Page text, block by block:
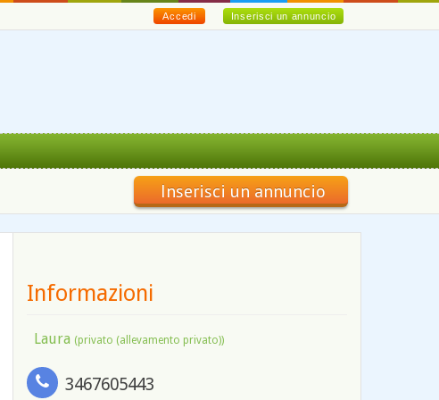
Inserisci un annuncio
Accedi
Inserisci un annuncio
Informazioni
Laura (privato (allevamento privato))
3467605443